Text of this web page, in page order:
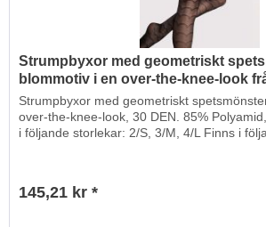
Strumpbyxor med geometriskt
blommotiv i en over-the-knee-look
Strumpbyxor med geometriskt
over-the-knee-look, 30 DEN. 85%
i följande storlekar: 2/S, 3/M, 4/L Finns i
145,21 kr *